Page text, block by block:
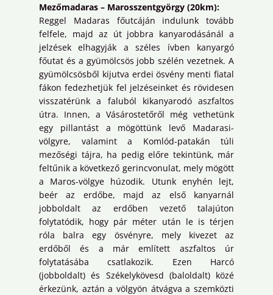
Mezőmadaras – Marosszentgyörgy (20km):
Reggel Madaras főutcáján indulunk tovább
felfele, majd az út jobbra kanyarodásánál a
jelzések elhagyják a széles ívben kanyargó
főutat és a gyümölcsös jobb szélén vezetnek. A
gyümölcsösből kijutva erdei ösvény menti fiatal
fákon fedezhetjük fel jelzéseinket és rövidesen
visszatérünk a faluból kikanyarodó aszfaltos
útra. Innen, a Vásárostetőről még vethetünk
egy pillantást a mögöttünk levő Madarasi-
völgyre, valamint a Komlód-patakán túli
mezőségi tájra, ha pedig előre tekintünk, már
feltűnik a következő gerincvonulat, mely mögött
a Maros-völgye húzodik. Utunk enyhén lejt,
beér az erdőbe, majd az első kanyarnál
jobboldalt az erdőben vezető talajúton
folytatódik, hogy pár méter után le is térjen
róla balra egy ösvényre, mely kivezet az
erdőből és a már említett aszfaltos úr
folytatásába csatlakozik. Ezen Harcó
(jobboldalt) és Székelykövesd (baloldalt) közé
érkezünk, aztán a völgyön átvágva a szemközti